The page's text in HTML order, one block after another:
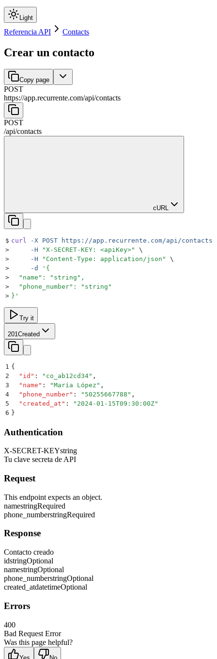
Light
Referencia API Contacts
Crear un contacto
Copy page
POST
https://app.recurrente.com/api/contacts
POST
/api/contacts
cURL
$ curl -X POST https://app.recurrente.com/api/contacts
>
     -H
"X-SECRET-KEY: <apiKey>"
\
>
     -H
" Content-Type: application/json "
\
>
     -d
' {
>
  "name": "string",
>
  "phone_number": "string"
> } '
Try it
201 Created
1 {
2
  "
id " : " co_ab12cd34" ,
3
  "
name " : "María López " ,
4
  "
phone_number" : " 50255667788 " ,
5
  "
created_at " : " 2024-01-15T09:30:00Z"
6 }
Authentication
X-SECRET-KEYstring
Tu clave secreta de API
Request
This endpoint expects an object.
namestringRequired
phone_numberstringRequired
Response
Contacto creado
idstringOptional
namestringOptional
phone_numberstringOptional
created_atdatetimeOptional
Errors
400
Bad Request Error
Was this page helpful?